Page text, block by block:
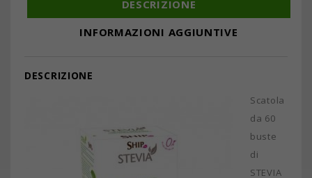
DESCRIZIONE
INFORMAZIONI AGGIUNTIVE
DESCRIZIONE
Scatola
da 60
buste
di
STEVIA